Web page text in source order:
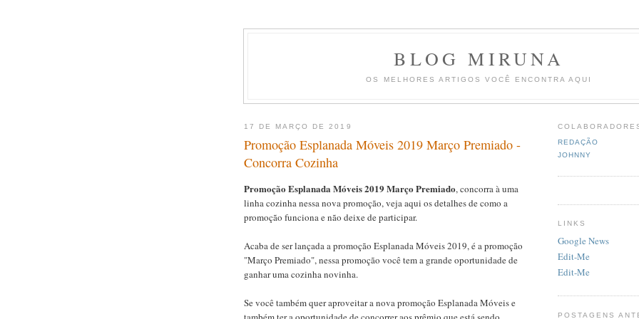
BLOG MIRUNA
OS MELHORES ARTIGOS VOCÊ ENCONTRA AQUI
17 DE MARÇO DE 2019
Promoção Esplanada Móveis 2019 Março Premiado -
Concorra Cozinha
Promoção Esplanada Móveis 2019 Março Premiado, concorra à uma
linha cozinha nessa nova promoção, veja aqui os detalhes de como a
promoção funciona e não deixe de participar.
Acaba de ser lançada a promoção Esplanada Móveis 2019, é a promoção
"Março Premiado", nessa promoção você tem a grande oportunidade de
ganhar uma cozinha novinha.
Se você também quer aproveitar a nova promoção Esplanada Móveis e
REDAÇÃO
JOHNNY
LINKS
Google News
Edit-Me
Edit-Me
POSTAGENS